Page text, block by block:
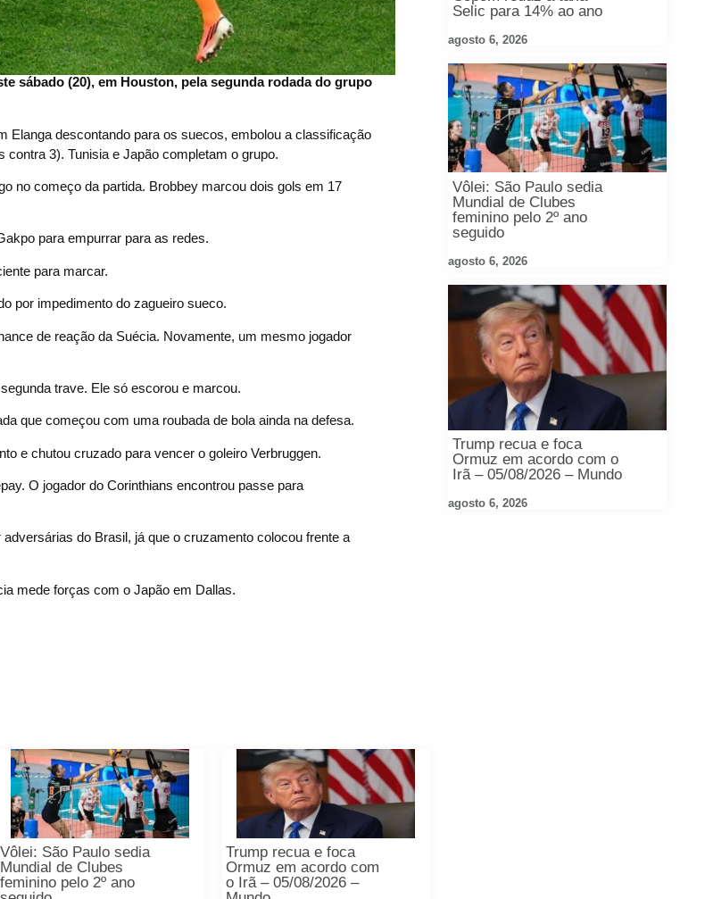
sábado (20), em Houston, pela segunda rodada do grupo
Elanga descontando para os suecos, embolou a classificação
3). Tunisia e Japão completam o grupo.
no começo da partida. Brobbey marcou dois gols em 17
para empurrar para as redes.
para marcar.
por impedimento do zagueiro sueco.
de reação da Suécia. Novamente, um mesmo jogador
trave. Ele só escorou e marcou.
que começou com uma roubada de bola ainda na defesa.
e chutou cruzado para vencer o goleiro Verbruggen.
O jogador do Corinthians encontrou passe para
do Brasil, já que o cruzamento colocou frente a
mede forças com o Japão em Dallas.
Vôlei: São Paulo sedia
Mundial de Clubes
feminino pelo 2º ano
Trump recua e foca
Ormuz em acordo com
o Irã – 05/08/2026 –
Selic para 14% ao ano
agosto 6, 2026
Vôlei: São Paulo sedia
Mundial de Clubes
feminino pelo 2º ano
seguido
agosto 6, 2026
Trump recua e foca
Ormuz em acordo com o
Irã – 05/08/2026 – Mundo
agosto 6, 2026